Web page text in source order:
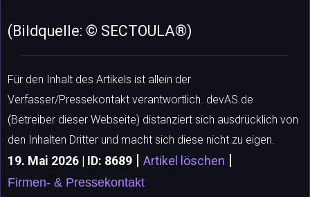
(Bildquelle: © SECTOULA®)
Für den Inhalt des Artikels ist allein der
Verfasser/Pressekontakt verantwortlich. devAS.de
(Betreiber dieser Webseite) distanziert sich ausdrücklich von
den Inhalten Dritter und macht sich diese nicht zu eigen.
19. Mai 2026 | ID: 8689 | Artikel löschen |
Firmen- & Pressekontakt